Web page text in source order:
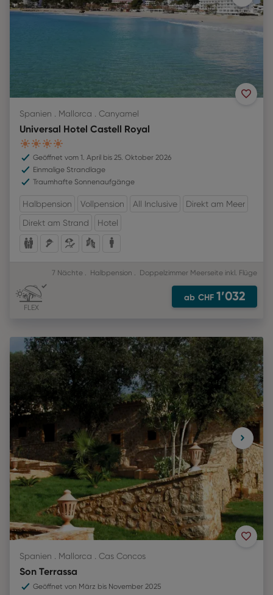
Spanien . Mallorca . Canyamel
Universal Hotel Castell Royal
4
Geöffnet vom 1. April bis 25. Oktober 2026
Einmalige Strandlage
Traumhafte Sonnenaufgänge
Halbpension Vollpension All Inclusive
Direkt am Meer
Direkt am Strand
Hotel
FLEX
7 Nächte Halbpension Doppelzimmer Meerseite inkl. Flüge
ab CHF 1’032
Spanien . Mallorca . Cas Concos
Son Terrassa
Geöffnet von März bis November 2025